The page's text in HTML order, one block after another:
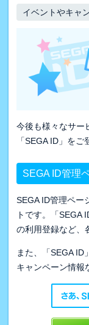
イベントやキャ
今後も様々なサー
「SEGA ID」をご
SEGA ID管理
SEGA ID管理ペー
トです。「SEGA
の利用登録など、
また、「SEGA ID
キャンペーン情報